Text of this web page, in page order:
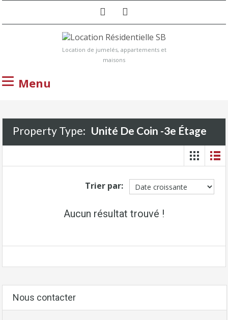
Location de jumelés, appartements et
maisons
Menu
Property Type: Unité De Coin -3e Étage
Trier par:
Aucun résultat trouvé !
Nous contacter